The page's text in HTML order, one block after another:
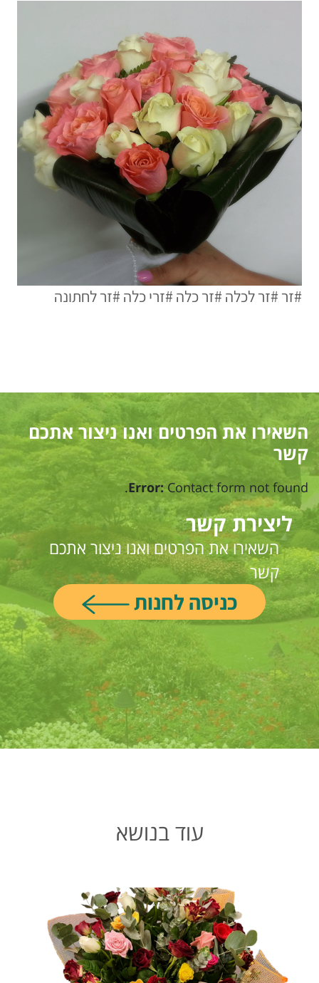
#זר#זר לכלה#זר כלה#זרי כלה#זר לחתונה
השאירו את הפרטים ואנו ניצור אתכם
קשר
Error:Contact form not found.
ליצירת קשר
השאירו את הפרטים ואנו ניצור אתכם
קשר
כניסה לחנות
עוד בנושא